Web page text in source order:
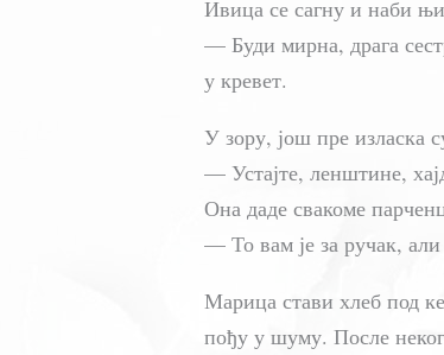
Ивица се сагну и наби
— Буди мирна, драга
у кревет.
У зору, још пре изласка
— Устајте, ленштине,
Она даде свакоме
— То вам је за ручак, али
Марица стави хлеб под
пођу у шуму. После